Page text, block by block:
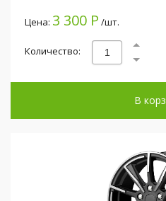
Цена: 3 300 Р /шт.
Количество:
В